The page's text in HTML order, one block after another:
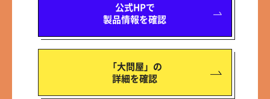
公式HPで
製品情報を確認
「大問屋」の
詳細を確認